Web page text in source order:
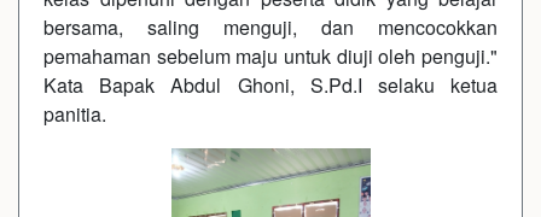
bersama, saling menguji, dan mencocokkan
pemahaman sebelum maju untuk diuji oleh penguji."
Kata Bapak Abdul Ghoni, S.Pd.I selaku ketua
panitia.